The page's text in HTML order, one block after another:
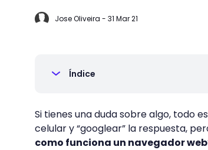
Jose Oliveira - 31 Mar 21
Índice
Si tienes una duda sobre algo, todo
celular y “googlear” la respuesta,
como funciona un navegador web